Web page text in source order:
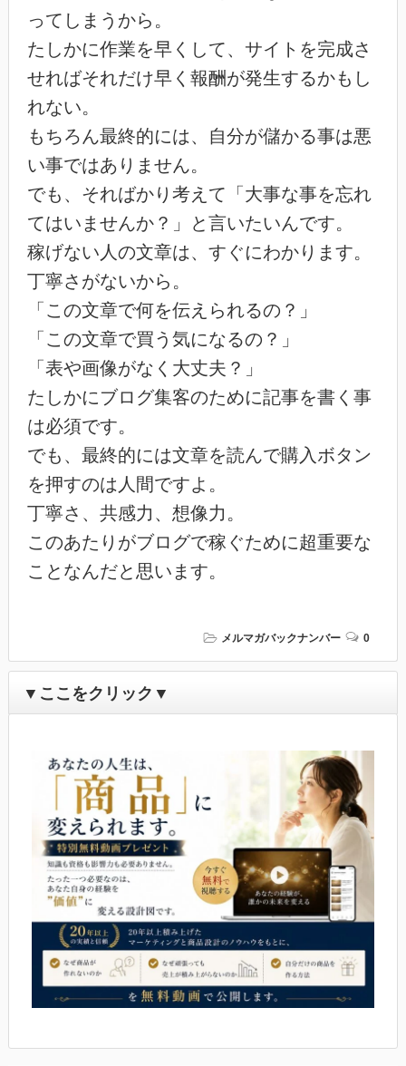
ってしまうから。
たしかに作業を早くして、サイトを完成さ
せればそれだけ早く報酬が発生するかもし
れない。
もちろん最終的には、自分が儲かる事は悪
い事ではありません。
でも、そればかり考えて「大事な事を忘れ
てはいませんか？」と言いたいんです。
稼げない人の文章は、すぐにわかります。
丁寧さがないから。
「この文章で何を伝えられるの？」
「この文章で買う気になるの？」
「表や画像がなく大丈夫？」
たしかにブログ集客のために記事を書く事
は必須です。
でも、最終的には文章を読んで購入ボタン
を押すのは人間ですよ。
丁寧さ、共感力、想像力。
このあたりがブログで稼ぐために超重要な
ことなんだと思います。
メルマガバックナンバー 0
▼ここをクリック▼